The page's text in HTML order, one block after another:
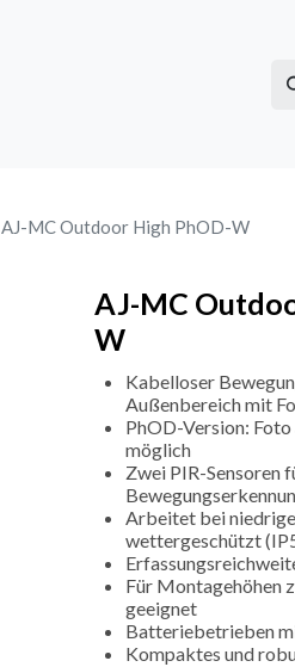
AJ-MC Outdoor High PhOD-W
AJ-MC
W
Kabelloser
Außenbereich mit
PhOD-Version:
möglich
Zwei PIR-Sensoren
Arbeitet bei
wettergeschützt
Für Montagehöhen
geeignet
Batteriebetrieben
Kompaktes und